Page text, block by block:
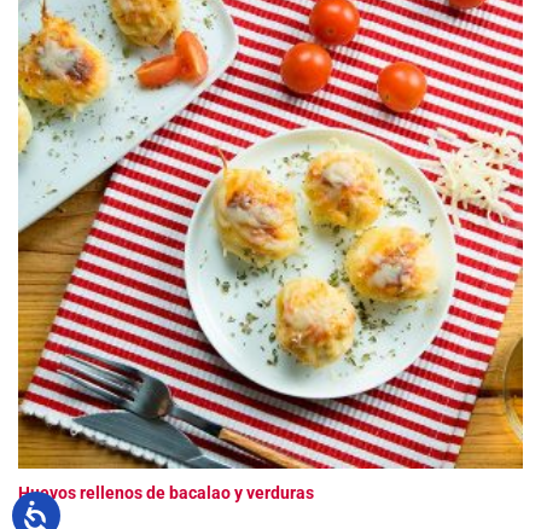
Huevos rellenos de bacalao y verduras